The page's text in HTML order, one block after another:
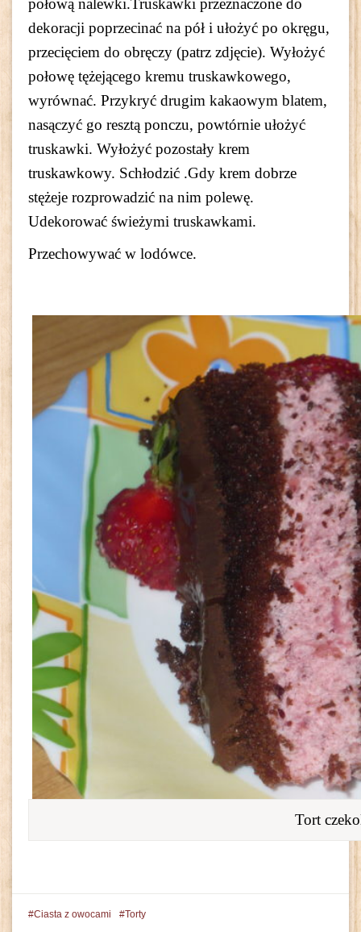
połową nalewki.Truskawki przeznaczone do
dekoracji poprzecinać na pół i ułożyć po okręgu,
przecięciem do obręczy (patrz zdjęcie). Wyłożyć
połowę tężejącego kremu truskawkowego,
wyrównać. Przykryć drugim kakaowym blatem,
nasączyć go resztą ponczu, powtórnie ułożyć
truskawki. Wyłożyć pozostały krem
truskawkowy. Schłodzić .Gdy krem dobrze
stężeje rozprowadzić na nim polewę.
Udekorować świeżymi truskawkami.
Przechowywać w lodówce.
Tort
Ciasta z owocami Torty